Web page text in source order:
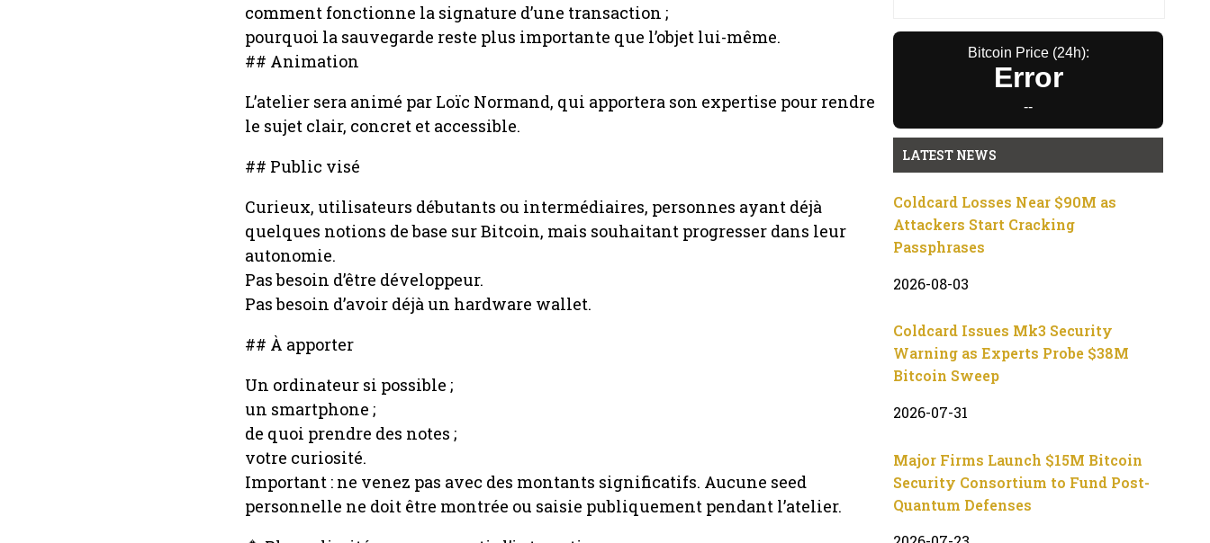
comment fonctionne la signature d’une transaction ;
pourquoi la sauvegarde reste plus importante que l’objet lui-même.
## Animation
L’atelier sera animé par Loïc Normand, qui apportera son expertise pour rendre
le sujet clair, concret et accessible.
## Public visé
Curieux, utilisateurs débutants ou intermédiaires, personnes ayant déjà
quelques notions de base sur Bitcoin, mais souhaitant progresser dans leur
autonomie.
Pas besoin d’être développeur.
Pas besoin d’avoir déjà un hardware wallet.
## À apporter
Un ordinateur si possible ;
un smartphone ;
de quoi prendre des notes ;
votre curiosité.
Important : ne venez pas avec des montants significatifs. Aucune seed
personnelle ne doit être montrée ou saisie publiquement pendant l’atelier.
Bitcoin Price (24h):
Error
--
LATEST NEWS
Coldcard Losses Near $90M as
Attackers Start Cracking
Passphrases
2026-08-03
Coldcard Issues Mk3 Security
Warning as Experts Probe $38M
Bitcoin Sweep
2026-07-31
Major Firms Launch $15M Bitcoin
Security Consortium to Fund Post-
Quantum Defenses